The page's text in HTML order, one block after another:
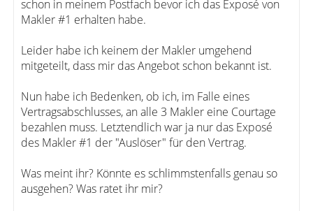
schon in meinem Postfach bevor ich das Exposé von
Makler #1 erhalten habe.
Leider habe ich keinem der Makler umgehend
mitgeteilt, dass mir das Angebot schon bekannt ist.
Nun habe ich Bedenken, ob ich, im Falle eines
Vertragsabschlusses, an alle 3 Makler eine Courtage
bezahlen muss. Letztendlich war ja nur das Exposé
des Makler #1 der "Auslöser" für den Vertrag.
Was meint ihr? Könnte es schlimmstenfalls genau so
ausgehen? Was ratet ihr mir?